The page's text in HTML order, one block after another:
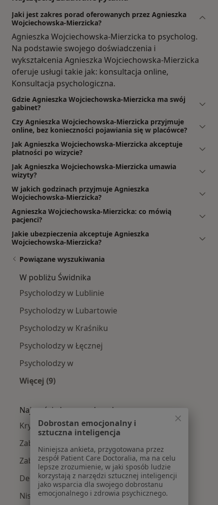
Jaki jest zakres porad oferowanych przez Agnieszka
Wojciechowska-Mierzicka?
Agnieszka Wojciechowska-Mierzicka to psycholog.
Na podstawie swojego doświadczenia i
wykształcenia Agnieszka Wojciechowska-Mierzicka
oferuje usługi takie jak: konsultacja online,
Konsultacja psychologiczna.
Gdzie Agnieszka Wojciechowska-Mierzicka ma swój
gabinet?
Czy Agnieszka Wojciechowska-Mierzicka przyjmuje
online, bez konieczności pojawiania się w placówce?
Jak Agnieszka Wojciechowska-Mierzicka akceptuje
płatności po wizycie?
Jak Agnieszka Wojciechowska-Mierzicka umawia
wizyty?
W jakich godzinach przyjmuje Agnieszka
Wojciechowska-Mierzicka?
Agnieszka Wojciechowska-Mierzicka: co mówią
pacjenci?
Jakie ubezpieczenia akceptuje Agnieszka
Wojciechowska-Mierzicka?
Powiązane wyszukiwania
W pobliżu Świdnika
Psycholodzy w Lublinie
Psycholodzy w Lubartowie
Psycholodzy w Kraśniku
Psycholodzy w Łęcznej
Psycholodzy w
Więcej (9)
Najczęście leczone choroby
Kryzys emocjonalny w Świdniku
Zaburzenia nastroju w Świdniku
Zaburzenia emocjonalne w Świdniku
Depresja w Świdniku
Niskie poczucie własnej wartości w Świdniku
Dobrostan emocjonalny i
sztuczna inteligencja
Niniejsza ankieta, przygotowana przez
zespół Patient Care Doctoralia, ma na celu
lepsze zrozumienie, w jaki sposób ludzie
korzystają z narzędzi sztucznej inteligencji
jako wsparcia dla swojego dobrostanu
emocjonalnego i zdrowia psychicznego.